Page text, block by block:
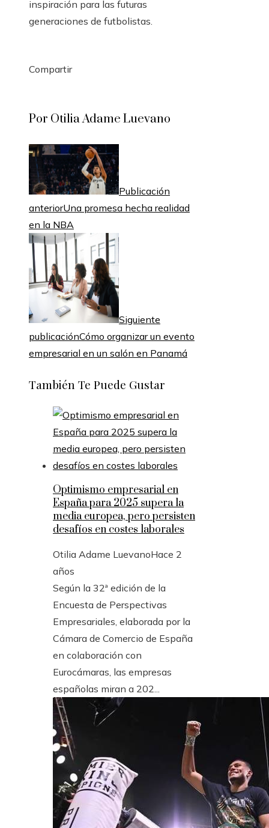
inspiración para las futuras
generaciones de futbolistas.
Compartir
Por Otilia Adame Luevano
Publicación
anteriorUna promesa hecha realidad
en la NBA
Siguiente
publicaciónCómo organizar un evento
empresarial en un salón en Panamá
También Te Puede Gustar
Optimismo empresarial en
España para 2025 supera la
media europea, pero persisten
desafíos en costes laborales
Otilia Adame LuevanoHace 2
años
Según la 32ª edición de la
Encuesta de Perspectivas
Empresariales, elaborada por la
Cámara de Comercio de España
en colaboración con
Eurocámaras, las empresas
españolas miran a 202...